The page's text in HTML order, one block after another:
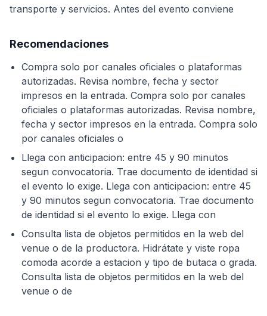
transporte y servicios. Antes del evento conviene
Recomendaciones
Compra solo por canales oficiales o plataformas
autorizadas. Revisa nombre, fecha y sector
impresos en la entrada. Compra solo por canales
oficiales o plataformas autorizadas. Revisa nombre,
fecha y sector impresos en la entrada. Compra solo
por canales oficiales o
Llega con anticipacion: entre 45 y 90 minutos
segun convocatoria. Trae documento de identidad si
el evento lo exige. Llega con anticipacion: entre 45
y 90 minutos segun convocatoria. Trae documento
de identidad si el evento lo exige. Llega con
Consulta lista de objetos permitidos en la web del
venue o de la productora. Hidrátate y viste ropa
comoda acorde a estacion y tipo de butaca o grada.
Consulta lista de objetos permitidos en la web del
venue o de